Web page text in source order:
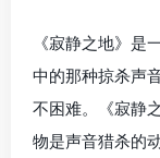
《寂静之地》是
中的那种掠杀声
不困难。《寂静
物是声音猎杀的